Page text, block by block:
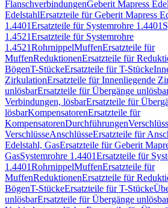
FlanschverbindungenGeberit Mapress
EdelstahlErsatzteile für Geberit Mapress
1.4401Ersatzteile für Systemrohre 1.4401
1.4521Ersatzteile für Systemrohre
1.4521RohrnippelMuffenErsatzteile für
MuffenReduktionenErsatzteile für
BögenT-StückeErsatzteile für T-Stücke
ZirkulationErsatzteile für Innenliegende
unlösbarErsatzteile für Übergänge
Verbindungen, lösbarErsatzteile für
lösbarKompensatorenErsatzteile für
KompensatorenDurchführungen
VerschlüsseAnschlüsseErsatzteile für
Edelstahl, GasErsatzteile für Geberit
GasSystemrohre 1.4401Ersatzteile für
1.4401RohrnippelMuffenErsatzteile für
MuffenReduktionenErsatzteile für
BögenT-StückeErsatzteile für T-Stücke
unlösbarErsatzteile für Übergänge